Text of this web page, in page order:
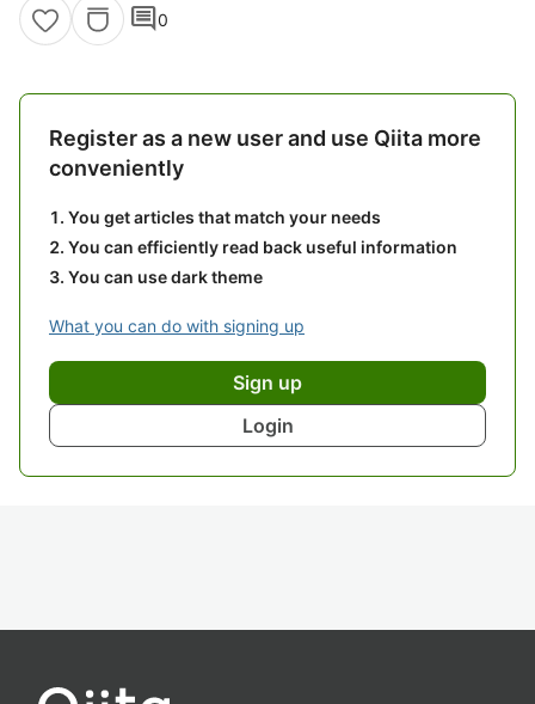
comment0
Register as a new user and use Qiita more
conveniently
You get articles that match your needs
You can efficiently read back useful information
You can use dark theme
What you can do with signing up
Sign up
Login